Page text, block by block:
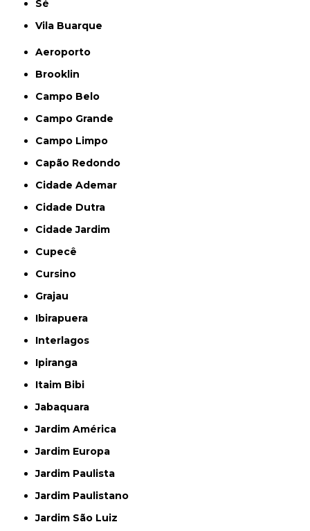
Sé
Vila Buarque
Aeroporto
Brooklin
Campo Belo
Campo Grande
Campo Limpo
Capão Redondo
Cidade Ademar
Cidade Dutra
Cidade Jardim
Cupecê
Cursino
Grajau
Ibirapuera
Interlagos
Ipiranga
Itaim Bibi
Jabaquara
Jardim América
Jardim Europa
Jardim Paulista
Jardim Paulistano
Jardim São Luiz